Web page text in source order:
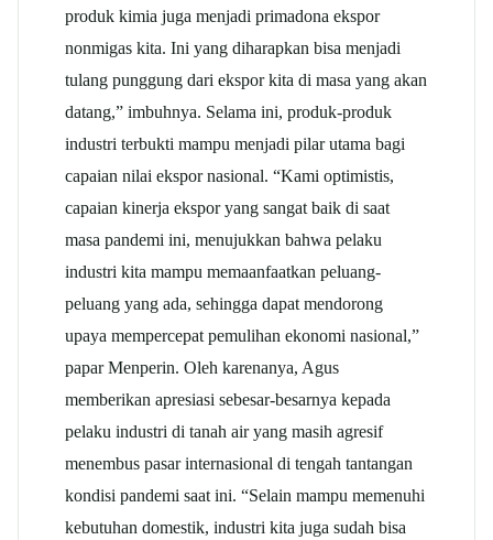
produk kimia juga menjadi primadona ekspor
nonmigas kita. Ini yang diharapkan bisa menjadi
tulang punggung dari ekspor kita di masa yang akan
datang,” imbuhnya. Selama ini, produk-produk
industri terbukti mampu menjadi pilar utama bagi
capaian nilai ekspor nasional. “Kami optimistis,
capaian kinerja ekspor yang sangat baik di saat
masa pandemi ini, menujukkan bahwa pelaku
industri kita mampu memaanfaatkan peluang-
peluang yang ada, sehingga dapat mendorong
upaya mempercepat pemulihan ekonomi nasional,”
papar Menperin. Oleh karenanya, Agus
memberikan apresiasi sebesar-besarnya kepada
pelaku industri di tanah air yang masih agresif
menembus pasar internasional di tengah tantangan
kondisi pandemi saat ini. “Selain mampu memenuhi
kebutuhan domestik, industri kita juga sudah bisa